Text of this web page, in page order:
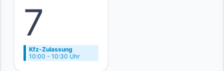
7
Kfz-Zulassung
10:00 - 10:30 Uhr